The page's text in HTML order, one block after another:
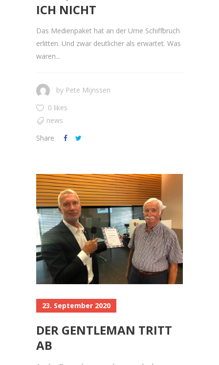
ICH NICHT
Das Medienpaket hat an der Urne Schiffbruch
erlitten. Und zwar deutlicher als erwartet. Was
waren...
by Pete Mijnssen
0 likes
news
Share
23. September 2020
DER GENTLEMAN TRITT
AB